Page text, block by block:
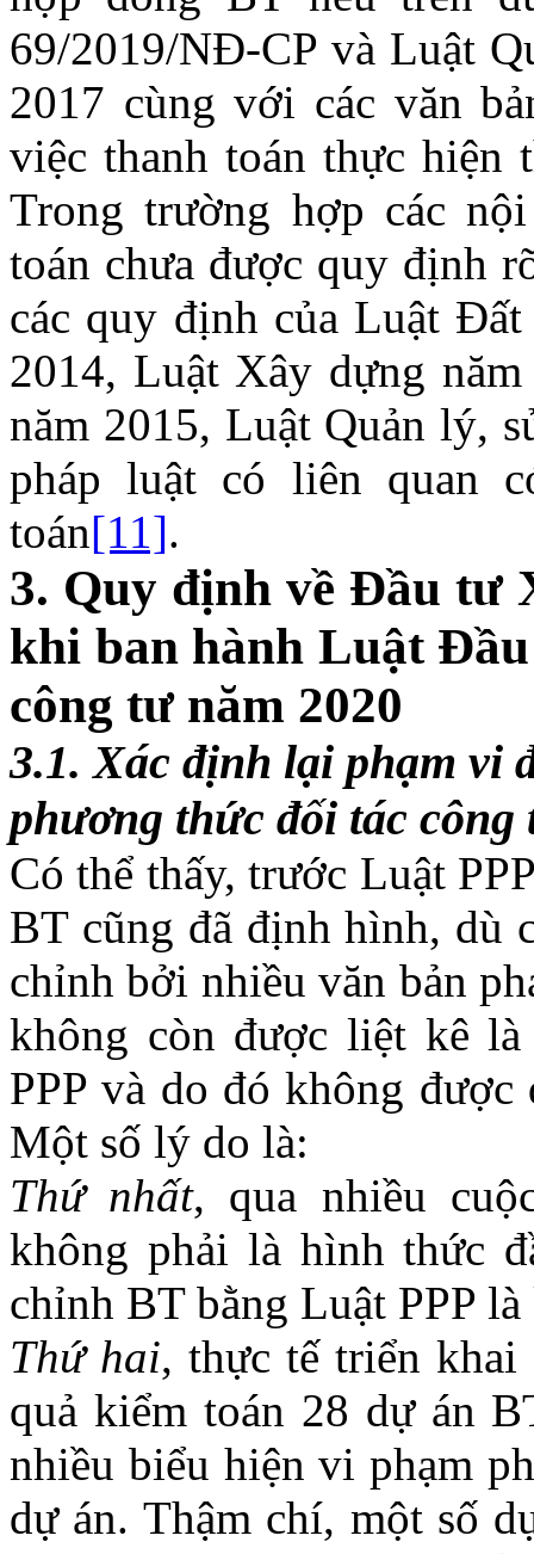
69/2019/NĐ-CP và Luật
2017 cùng với các văn
việc thanh toán thực hiện
Trong trường hợp các
toán chưa được quy định
các quy định của Luật
2014, Luật Xây dựng
năm 2015, Luật Quản lý,
pháp luật có liên quan
toán[11].
3. Quy định về Đầu tư
khi ban hành LuậtĐầu
công tư năm 2020
3.1.Xác định lại phạm vi
phương thức đối tác
Có thể thấy, trước Luật
BT cũng đã định hình, dù
chỉnh bởi nhiều văn bản
không còn được liệt kê
PPP và do đó không
Một số lý do là:
Thứ nhất, qua nhiều
không phải là hình thức
chỉnh BT bằng Luật PPP
Thứ hai, thực tế triển khai
quả kiểm toán 28 dự án
nhiều biểu hiện vi phạm
dự án. Thậm chí, một số